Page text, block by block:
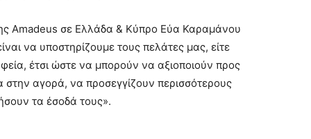
Amadeus σε Ελλάδα & Κύπρο Εύα Καραμάνου
να υποστηρίζουμε τους πελάτες μας, είτε
έτσι ώστε να μπορούν να αξιοποιούν προς
αγορά, να προσεγγίζουν περισσότερους
τα έσοδά τους».